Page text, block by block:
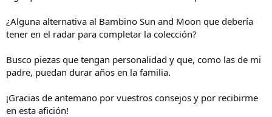
¿Alguna alternativa al Bambino Sun and Moon que debería
tener en el radar para completar la colección?
Busco piezas que tengan personalidad y que, como las de mi
padre, puedan durar años en la familia.
¡Gracias de antemano por vuestros consejos y por recibirme
en esta afición!